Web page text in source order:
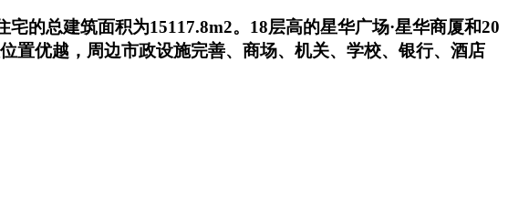
的总建筑面积为15117.8m2。18层高的星华广场·星华商厦和20
置优越，周边市政设施完善、商场、机关、学校、银行、酒店